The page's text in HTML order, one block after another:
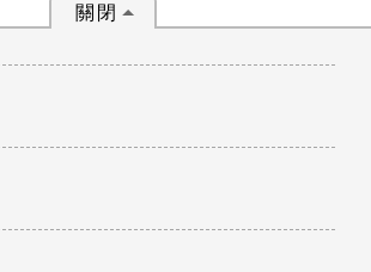
關閉